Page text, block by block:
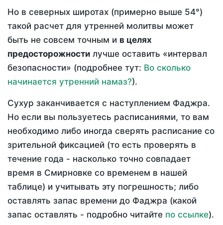
Но в северных широтах (примерно выше 54°)
такой расчет для утренней молитвы может
быть не совсем точным и в целях
предосторожности лучше оставить «интервал
безопасности» (подробнее тут: Во сколько
начинается утренний намаз?).
Сухур заканчивается с наступлением Фаджра.
Но если вы пользуетесь расписаниями, то вам
необходимо либо иногда сверять расписание со
зрительной фиксацией (то есть проверять в
течение года - насколько точно совпадает
время в Смирновке со временем в нашей
таблице) и учитывать эту погрешность; либо
оставлять запас времени до Фаджра (какой
запас оставлять - подробно читайте по ссылке).